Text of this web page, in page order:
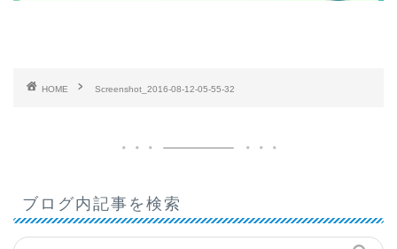
HOME Screenshot_2016-08-12-05-55-32
ブログ内記事を検索